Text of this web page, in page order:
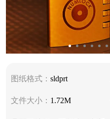
图纸格式： sldprt
文件大小： 1.72M